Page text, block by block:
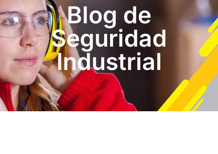
Blog de
Seguridad
Industrial